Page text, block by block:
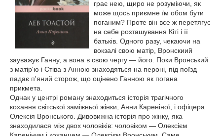
грає нею, щиро не розуміючи, як
може щось приємне їм обом бути
поганим? Проте він все ж перетягує
на себе розташування Кіті і її
батьків. Одного разу, чекаючи на
вокзалі свою матір, Вронскиий
зауважує Ганну, а вона в свою чергу — його. Поки Вронський
з матір'ю і Стіва з Анною знаходяться на пероні, під поїзд
падає п'яний сторож, що оцінено Ганною як погана
прикмета.
Однак у центрі роману знаходиться історія трагічного
кохання світської заміжньої жінки, Анни Кареніної, і офіцера
Олексія Вронського. Дивовижна історія про жінку, яка
знаходилася між двох чоловіків: чоловіком — Олексієм